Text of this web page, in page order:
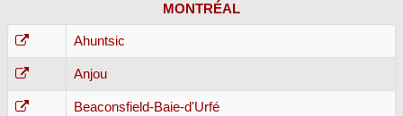
MONTRÉAL
Ahuntsic
Anjou
Beaconsfield-Baie-d'Urfé